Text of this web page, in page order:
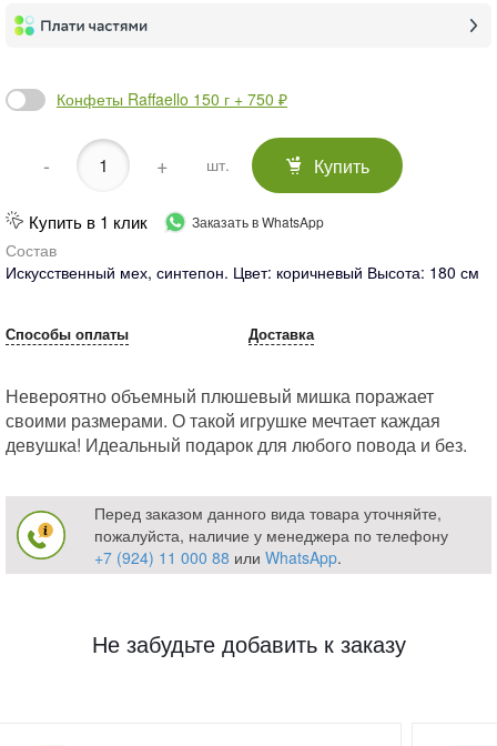
Конфеты Raffaello 150 г + 750 ₽
- + шт. Купить
Купить в 1 клик Заказать в WhatsApp
Состав
Искусственный мех, синтепон. Цвет: коричневый Высота: 180 см
Способы оплаты Доставка
Невероятно объемный плюшевый мишка поражает
своими размерами. О такой игрушке мечтает каждая
девушка! Идеальный подарок для любого повода и без.
Перед заказом данного вида товара уточняйте,
пожалуйста, наличие у менеджера по телефону
+7 (924) 11 000 88 или WhatsApp.
Не забудьте добавить к заказу